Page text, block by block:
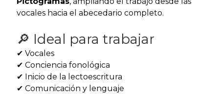
vocales hacia el abecedario completo.
🔎 Ideal para trabajar
✔ Vocales
✔ Conciencia fonológica
✔ Inicio de la lectoescritura
✔ Comunicación y lenguaje